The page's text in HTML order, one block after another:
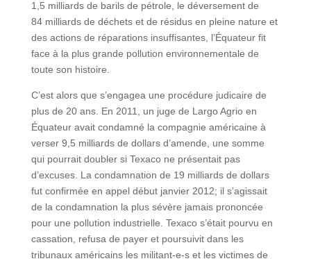
1,5 milliards de barils de pétrole, le déversement de
84 milliards de déchets et de résidus en pleine nature et
des actions de réparations insuffisantes, l’Équateur fit
face à la plus grande pollution environnementale de
toute son histoire.
C’est alors que s’engagea une procédure judicaire de
plus de 20 ans. En 2011, un juge de Largo Agrio en
Équateur avait condamné la compagnie américaine à
verser 9,5 milliards de dollars d’amende, une somme
qui pourrait doubler si Texaco ne présentait pas
d’excuses. La condamnation de 19 milliards de dollars
fut confirmée en appel début janvier 2012; il s’agissait
de la condamnation la plus sévère jamais prononcée
pour une pollution industrielle. Texaco s’était pourvu en
cassation, refusa de payer et poursuivit dans les
tribunaux américains les militant-e-s et les victimes de